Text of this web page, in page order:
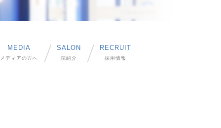
MEDIA
メディアの方へ
SALON
院紹介
RECRUIT
採用情報